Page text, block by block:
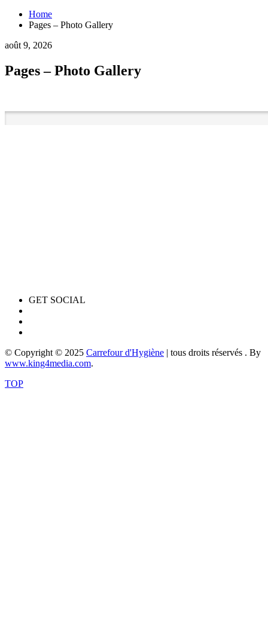
Home
Pages – Photo Gallery
août 9, 2026
Pages – Photo Gallery
GET SOCIAL
© Copyright © 2025 Carrefour d'Hygiène | tous droits réservés . By
www.king4media.com.
TOP